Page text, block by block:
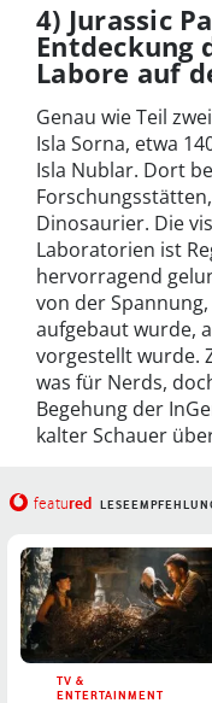
4) Jurassic
Entdeckung
Labore auf
Genau wie Teil
Isla Sorna, etwa
Isla Nublar. Dort
Dinosaurier. Die
Laboratorien ist
hervorragend
von der
aufgebaut wurde,
vorgestellt wurde.
was für Nerds,
Begehung der
kalter Schauer
featured
TV &
ENTERTAINMENT